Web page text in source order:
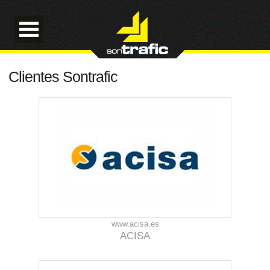
Clientes Sontrafic
www.acisa.es
ACISA